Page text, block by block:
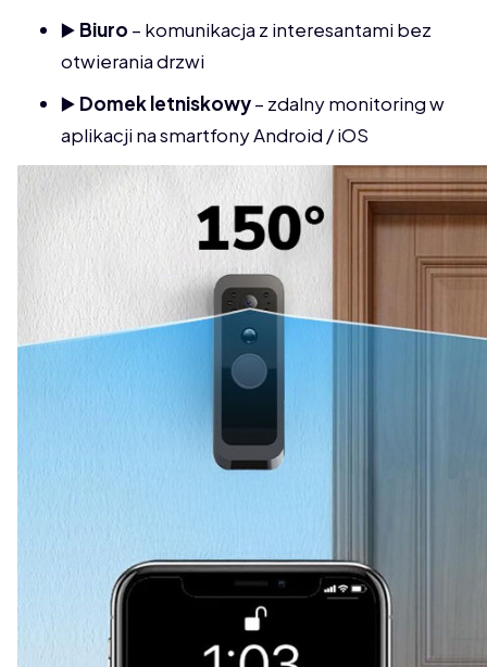
▶️ Biuro – komunikacja z interesantami bez
otwierania drzwi
▶️ Domek letniskowy– zdalny monitoring w
aplikacji na smartfony Android / iOS